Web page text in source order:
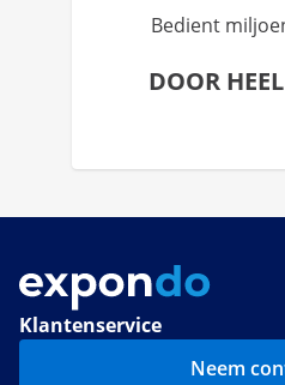
Bedient
DOOR
Klantenservice
Neem